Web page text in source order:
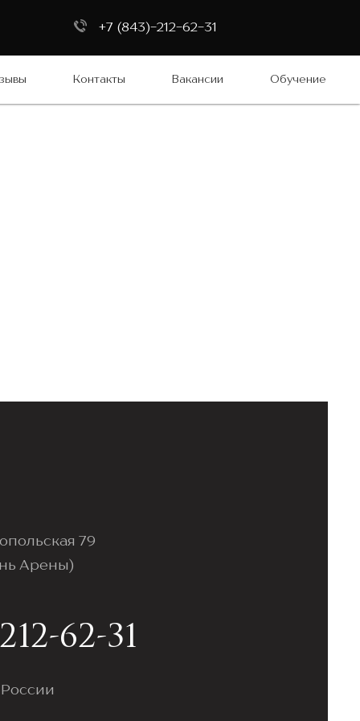
+7 (843)-212-62-31
Контакты Вакансии Обучение
79
Арены)
62-31